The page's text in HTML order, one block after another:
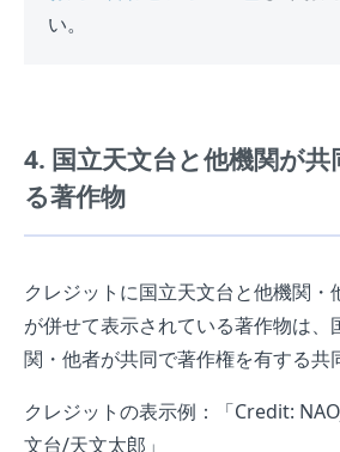
い。
4. 国立天文台と他機関が
る著作物
クレジットに国立天文台と他機関・
が併せて表示されている著作物は、
関・他者が共同で著作権を有する共
クレジットの表示例：「Credit:
文台/天文太郎」